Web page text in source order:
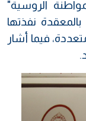
الروسية"
نفذتها
فيما أشار